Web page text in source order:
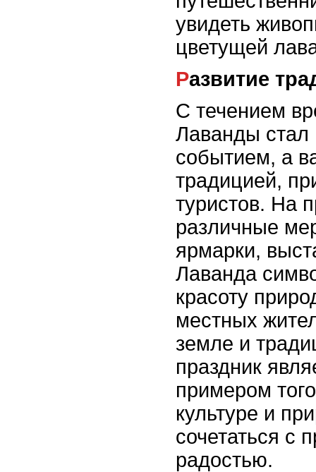
увидеть
цветущей
Развитие
С течением
Лаванды стал
событием, а
традицией,
туристов. На
различные
ярмарки,
Лаванда
красоту
местных
земле и
праздник
примером
культуре и
сочетаться с
радостью.